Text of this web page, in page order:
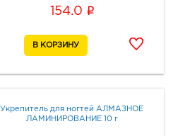
154.0 i
Укрепитель для ногтей АЛМАЗНОЕ
ЛАМИНИРОВАНИЕ 10 г